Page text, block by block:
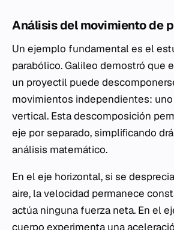
Análisis del movimiento de
Un ejemplo fundamental es el
parabólico. Galileo demostró que
un proyectil puede
movimientos independientes:
vertical. Esta descomposición
eje por separado, simplificando
análisis matemático.
En el eje horizontal, si se
aire, la velocidad permanece
actúa ninguna fuerza neta. En el
cuerpo experimenta una